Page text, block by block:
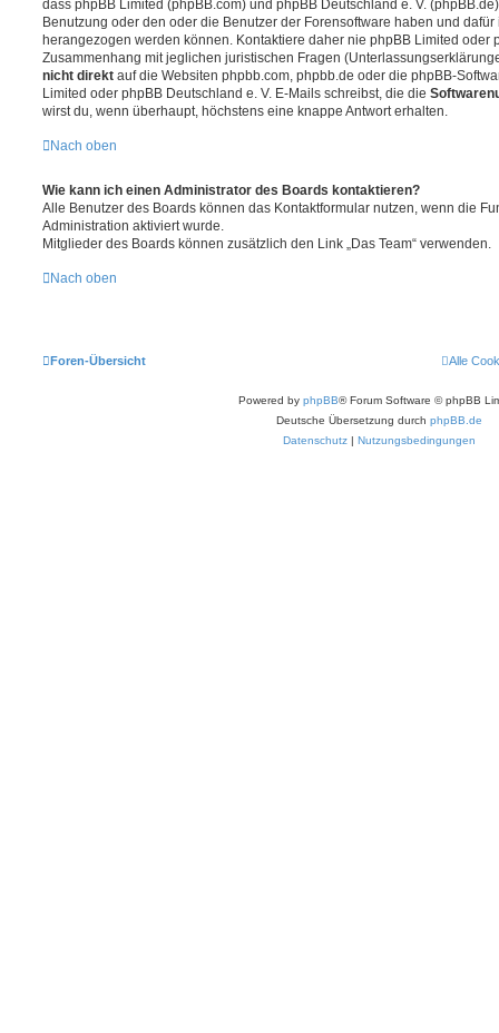
dass phpBB Limited (phpBB.com) und phpBB Deutschland e. V.
Benutzung oder den oder die Benutzer der Forensoftware haben und
herangezogen werden können. Kontaktiere daher nie phpBB Limited oder
Zusammenhang mit jeglichen juristischen Fragen
nicht direkt auf die Websiten phpbb.com, phpbb.de oder die phpBB-
Limited oder phpBB Deutschland e. V. E-Mails schreibst, die die
wirst du, wenn überhaupt, höchstens eine knappe Antwort erhalten.
Nach oben
Wie kann ich einen Administrator des Boards kontaktieren?
Alle Benutzer des Boards können das Kontaktformular nutzen, wenn die
Administration aktiviert wurde.
Mitglieder des Boards können zusätzlich den Link „Das Team“ verwenden.
Nach oben
Foren-Übersicht Alle
Powered by phpBB® Forum Software © phpBB
Deutsche Übersetzung durch phpBB.de
Datenschutz | Nutzungsbedingungen